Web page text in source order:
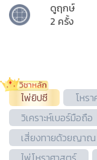
ดูฤกษ์
2 ครั้ง
ไพ่ยิปซี โหร
วิเคราะห์เบอร์มือถือ
เสี่ยงทายด้วยญาณ